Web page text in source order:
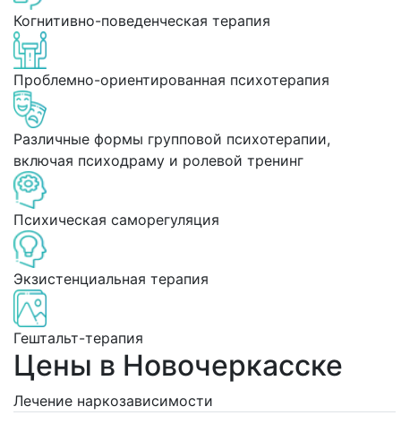
Когнитивно-поведенческая терапия
Проблемно-ориентированная психотерапия
Различные формы групповой психотерапии,
включая психодраму и ролевой тренинг
Психическая саморегуляция
Экзистенциальная терапия
Гештальт-терапия
Цены в Новочеркасске
Лечение наркозависимости